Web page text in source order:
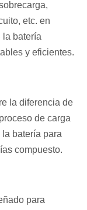
etc. en
la batería
y eficientes.
la diferencia de
de carga
batería para
compuesto.
para